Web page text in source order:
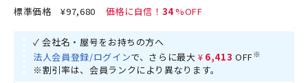
標準価格¥97,680 34
✓ 会社名・屋号をお持ちの方へ
法人会員登録/ログインで、さらに最大 ¥6,413 OFF※
※割引率は、会員ランクにより異なります。